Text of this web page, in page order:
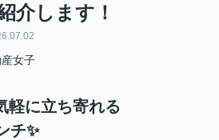
介します！
女子
軽に立ち寄れる
チ✨